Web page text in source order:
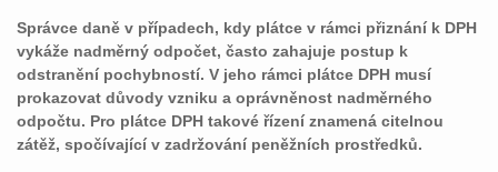
Správce daně v případech, kdy plátce v rámci přiznání k DPH
vykáže nadměrný odpočet, často zahajuje postup k
odstranění pochybností. V jeho rámci plátce DPH musí
prokazovat důvody vzniku a oprávněnost nadměrného
odpočtu. Pro plátce DPH takové řízení znamená citelnou
zátěž, spočívající v zadržování peněžních prostředků.